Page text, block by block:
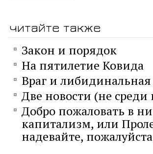
читайте также
Закон и порядок
На пятилетие Ковида
Враг и
Две новости (не среди
Добро пожаловать в
капитализм, или
надевайте,